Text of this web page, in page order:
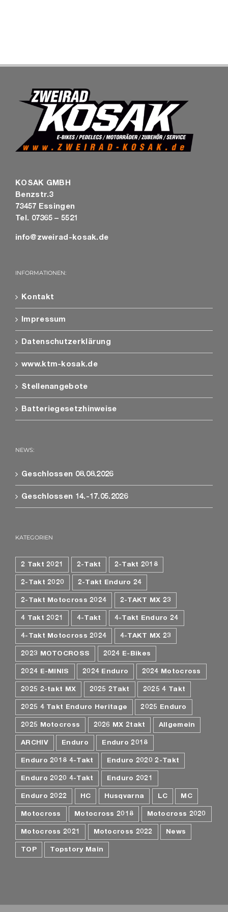
KOSAK GMBH
Benzstr.3
73457 Essingen
Tel. 07365 – 5521
info@zweirad-kosak.de
INFORMATIONEN:
Kontakt
Impressum
Datenschutzerklärung
www.ktm-kosak.de
Stellenangebote
Batteriegesetzhinweise
NEWS:
Geschlossen 08.08.2026
Geschlossen 14.-17.05.2026
KATEGORIEN
2 Takt 2021 2-Takt 2-Takt 2018
2-Takt 2020 2-Takt Enduro 24
2-Takt Motocross 2024 2-TAKT MX 23
4 Takt 2021 4-Takt 4-Takt Enduro 24
4-Takt Motocross 2024 4-TAKT MX 23
2023 MOTOCROSS 2024 E-Bikes
2024 E-MINIS 2024 Enduro 2024 Motocross
2025 2-takt MX 2025 2Takt 2025 4 Takt
2025 4 Takt Enduro Heritage 2025 Enduro
2025 Motocross 2026 MX 2takt Allgemein
ARCHIV Enduro Enduro 2018
Enduro 2018 4-Takt Enduro 2020 2-Takt
Enduro 2020 4-Takt Enduro 2021
Enduro 2022 HC Husqvarna LC MC
Motocross Motocross 2018 Motocross 2020
Motocross 2021 Motocross 2022 News
TOP Topstory Main